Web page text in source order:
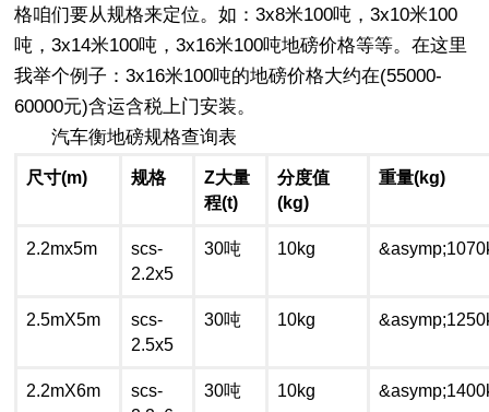
格咱们要从规格来定位。如：3x8米100吨，3x10米100
吨，3x14米100吨，3x16米100吨地磅价格等等。在这里
我举个例子：3x16米100吨的地磅价格大约在(55000-
60000元)含运含税上门安装。
汽车衡地磅规格查询表
尺寸(m) 规格
Z大量
程(t)
分度值
(kg)
重量(kg)
2.2mx5m
scs-
2.2x5
30吨 10kg
2.5mX5m
scs-
2.5x5
30吨 10kg
2.2mX6m
scs-
30吨 10kg